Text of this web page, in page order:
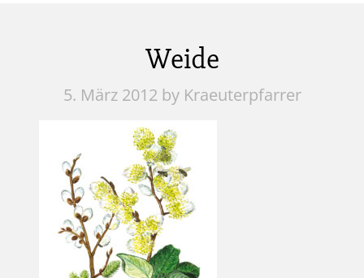
Weide
5. März 2012 by Kraeuterpfarrer